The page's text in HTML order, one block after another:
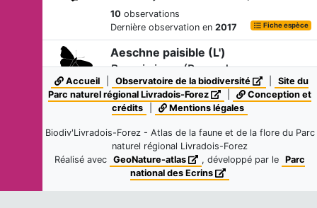
10 observations
Dernière observation en 2017 Fiche espèce
Aeschne paisible (L')
Boyeria irene(Boyer de
Fonscolombe, 1838)
11observations
Dernière observation en2025
Accueil Observatoire de la biodiversité
Site du
Parc naturel régional Livradois-Forez
Conception et
crédits
Mentions légales
Biodiv'Livradois-Forez - Atlas de la faune et de la flore du Parc
naturel régional Livradois-Forez
Réalisé avec GeoNature-atlas , développé par le
Parc
national des Ecrins